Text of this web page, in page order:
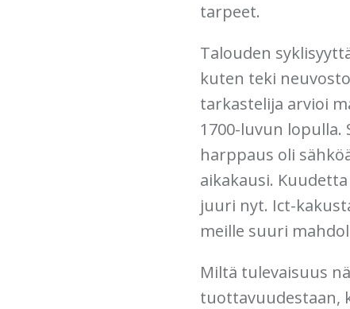
tarpeet.
Talouden
kuten teki
tarkastelija arvioi
1700-luvun lopulla.
harppaus oli
aikakausi.
juuri nyt. Ict-
meille suuri
Miltä tulevaisuus
tuottavuudestaan,